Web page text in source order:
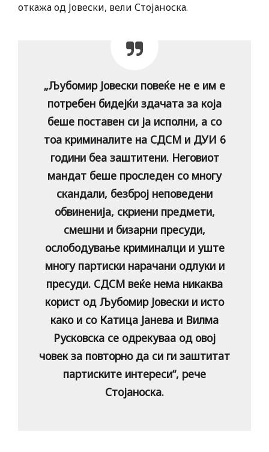
откажа од Јовески, вели Стојаноска.
„Љубомир Јовески повеќе не е им е
потребен бидејќи здачата за која
беше поставен си ја исполни, а со
тоа криминалите на СДСМ и ДУИ 6
години беа заштитени. Неговиот
мандат беше проследен со многу
скандали, безброј неповедени
обвиненија, скриени предмети,
смешни и бизарни пресуди,
ослободување криминалци и уште
многу партиски нарачани одлуки и
пресуди. СДСМ веќе нема никаква
корист од Љубомир Јовески и исто
како и со Катица Јанева и Вилма
Русковска се одрекуваа од овој
човек за повторно да си ги заштитат
партиските интереси“, рече
Стојаноска.